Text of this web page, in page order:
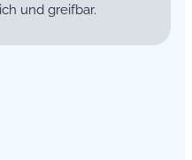
und greifbar.